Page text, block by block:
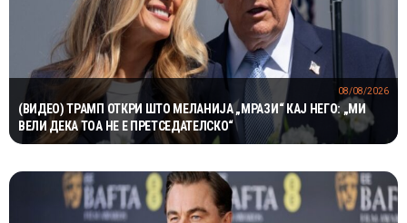
(ВИДЕО) ТРАМП ОТКРИ ШТО МЕЛАНИЈА „МРАЗИ“ КАЈ НЕГО: „МИ
ВЕЛИ ДЕКА ТОА НЕ Е ПРЕТСЕДАТЕЛСКО“
08/08/2026